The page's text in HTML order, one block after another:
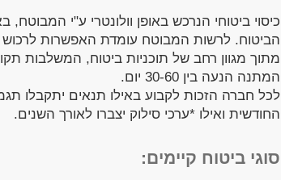
כיסוי ביטוחי הנרכש באופן וולונטרי ע"י
הביטוח. לרשות המבוטח עומדת האפשרות לרכוש
מתוך מגוון רחב של תוכניות ביטוח, המשלבות
המתנה הנעה בין 30-60 יום.
לכל חברה הזכות לקבוע באילו תנאים יתקבלו
החודשית ואילו *ערכי סילוק יצברו לאורך השנים.
סוגי ביטוח קיימים: